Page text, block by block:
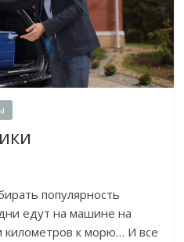
популярность
едут на машине на
километров к морю… И все